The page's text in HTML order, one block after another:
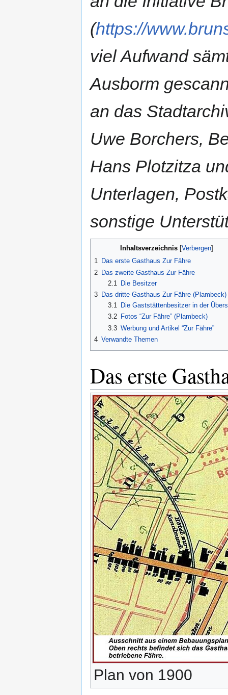
(https://
viel Aufwand
Ausborm
an das
Uwe Borchers,
Hans Plotzitza
Unterlagen,
sonstige
Inhaltsverzeichnis
1 Das erste Gasthaus Zur Fähre
2 Das zweite Gasthaus Zur Fähre
2.1
Die Besitzer
3 Das dritte Gasthaus Zur Fähre (Plambeck)
3.1
Die Gaststättenbesitzer in der
3.2
Fotos “Zur Fähre” (Plambeck)
3.3 Werbung und Artikel “Zur Fähre”
4 Verwandte Themen
Das erste
Plan von 1900